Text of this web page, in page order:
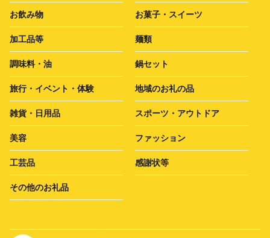
お飲み物 お菓子・スイーツ
加工品等 麺類
調味料・油 鍋セット
旅行・イベント・体験 地域のお礼の品
雑貨・日用品 スポーツ・アウトドア
美容 ファッション
工芸品 感謝状等
その他のお礼品